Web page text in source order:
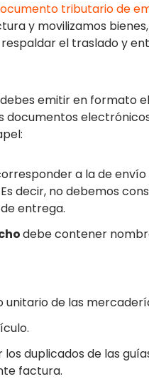
tributario de
y movilizamos
el traslado y
emitir en formato
documentos
a la de
decir, no debemos
entrega.
debe contener
de las
duplicados de las
factura.